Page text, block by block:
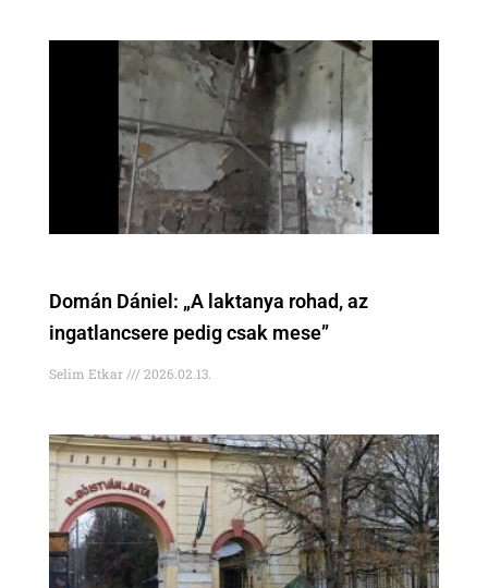
Domán Dániel: „A laktanya rohad, az
ingatlancsere pedig csak mese”
Selim Etkar 2026.02.13.